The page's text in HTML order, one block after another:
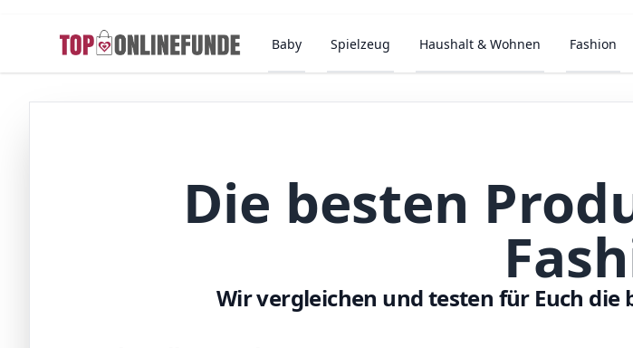
Baby Spielzeug Haushalt & Wohnen Fashion
Die besten
Wir vergleichen und testen für Euch